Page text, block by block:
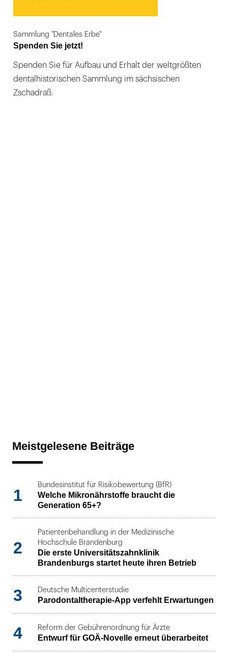
Sammlung "Dentales Erbe"
Spenden Sie jetzt!
Spenden Sie für Aufbau und Erhalt der weltgrößten
dentalhistorischen Sammlung im sächsischen
Zschadraß.
Meistgelesene Beiträge
1
Bundesinstitut für Risikobewertung (BfR)
Welche Mikronährstoffe braucht die
Generation 65+?
2
Patientenbehandlung in der Medizinische
Hochschule Brandenburg
Die erste Universitätszahnklinik
Brandenburgs startet heute ihren Betrieb
3 Deutsche Multicenterstudie
Parodontaltherapie-App verfehlt Erwartungen
4 Reform der Gebührenordnung für Ärzte
Entwurf für GOÄ-Novelle erneut überarbeitet